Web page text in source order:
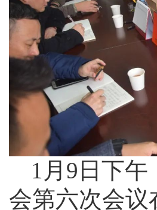
1月9日下
会第六次会议